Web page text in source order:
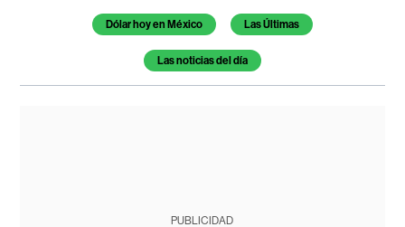
Dólar hoy en México Las Últimas
Las noticias del día
PUBLICIDAD